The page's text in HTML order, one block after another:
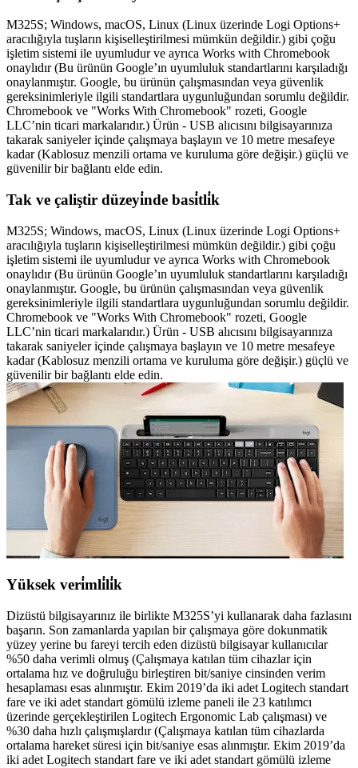
M325S; Windows, macOS, Linux (Linux üzerinde Logi Options+
aracılığıyla tuşların kişiselleştirilmesi mümkün değildir.) gibi çoğu
işletim sistemi ile uyumludur ve ayrıca Works with Chromebook
onaylıdır (Bu ürünün Google’ın uyumluluk standartlarını karşıladığı
onaylanmıştır. Google, bu ürünün çalışmasından veya güvenlik
gereksinimleriyle ilgili standartlara uygunluğundan sorumlu değildir.
Chromebook ve "Works With Chromebook" rozeti, Google
LLC’nin ticari markalarıdır.) Ürün - USB alıcısını bilgisayarınıza
takarak saniyeler içinde çalışmaya başlayın ve 10 metre mesafeye
kadar (Kablosuz menzili ortama ve kuruluma göre değişir.) güçlü ve
güvenilir bir bağlantı elde edin.
Tak ve çaliştir düzeyi̇nde basi̇tli̇k
M325S; Windows, macOS, Linux (Linux üzerinde Logi Options+
aracılığıyla tuşların kişiselleştirilmesi mümkün değildir.) gibi çoğu
işletim sistemi ile uyumludur ve ayrıca Works with Chromebook
onaylıdır (Bu ürünün Google’ın uyumluluk standartlarını karşıladığı
onaylanmıştır. Google, bu ürünün çalışmasından veya güvenlik
gereksinimleriyle ilgili standartlara uygunluğundan sorumlu değildir.
Chromebook ve "Works With Chromebook" rozeti, Google
LLC’nin ticari markalarıdır.) Ürün - USB alıcısını bilgisayarınıza
takarak saniyeler içinde çalışmaya başlayın ve 10 metre mesafeye
kadar (Kablosuz menzili ortama ve kuruluma göre değişir.) güçlü ve
güvenilir bir bağlantı elde edin.
Yüksek veri̇mli̇li̇k
Dizüstü bilgisayarınız ile birlikte M325S’yi kullanarak daha fazlasını
başarın. Son zamanlarda yapılan bir çalışmaya göre dokunmatik
yüzey yerine bu fareyi tercih eden dizüstü bilgisayar kullanıcılar
%50 daha verimli olmuş (Çalışmaya katılan tüm cihazlar için
ortalama hız ve doğruluğu birleştiren bit/saniye cinsinden verim
hesaplaması esas alınmıştır. Ekim 2019’da iki adet Logitech standart
fare ve iki adet standart gömülü izleme paneli ile 23 katılımcı
üzerinde gerçekleştirilen Logitech Ergonomic Lab çalışması) ve
%30 daha hızlı çalışmışlardır (Çalışmaya katılan tüm cihazlarda
ortalama hareket süresi için bit/saniye esas alınmıştır. Ekim 2019’da
iki adet Logitech standart fare ve iki adet standart gömülü izleme